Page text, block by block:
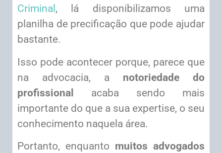
Criminal , lá disponibilizamos uma
planilha de precificação que pode ajudar
bastante.
Isso pode acontecer porque, parece que
na advocacia, a notoriedade do
profissional
acaba sendo mais
importante do que a sua expertise, o seu
conhecimento naquela área.
Portanto, enquanto muitos advogados